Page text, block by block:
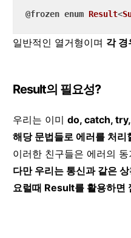
@frozen enum Result<
일반적인 열거형이며 각 경
Result의 필요성?
우리는 이미 do, catch,
해당 문법들로 에러를 처
이러한 친구들은 에러의
다만 우리는 통신과 같은
요럴때 Result를 활용하면